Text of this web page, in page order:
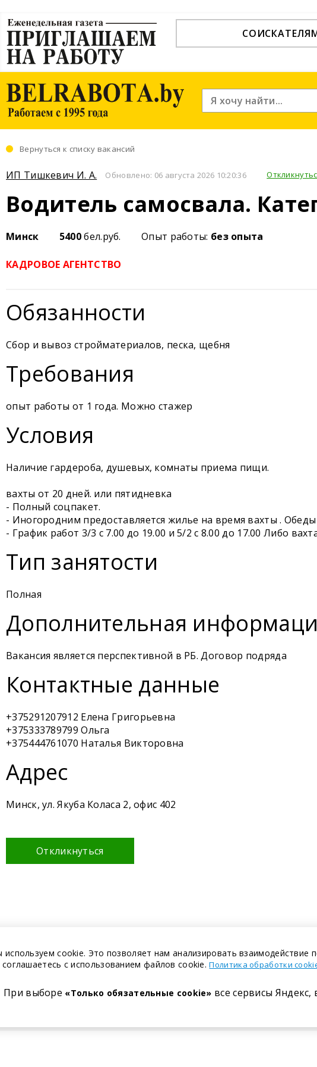
Вернуться к списку вакансий
ИП Тишкевич И. А. Обновлено: 06 августа 2026 10:20:36
Водитель самосвала.
Минск 5400бел.руб. Опыт работы: без опыта
КАДРОВОЕ АГЕНТСТВО
Обязанности
Сбор и вывоз стройматериалов, песка, щебня
Требования
опыт работы от 1 года. Можно стажер
Условия
Наличие гардероба, душевых, комнаты приема пищи.
вахты от 20 дней. или пятидневка
- Полный соцпакет.
- Иногородним предоставляется жилье на время вахты . Обеды
- График работ 3/3 с 7.00 до 19.00 и 5/2 с 8.00 до 17.00 Либо
Тип занятости
Полная
Дополнительная
Вакансия является перспективной в РБ. Договор подряда
Контактные данные
+375291207912 Елена Григорьевна
+375333789799 Ольга
+375444761070 Наталья Викторовна
Адрес
Минск, ул. Якуба Коласа 2, офис 402
Откликнуться
cookie. Это позволяет нам анализировать
с использованием файлов cookie.Политика обработки
При выборе «Только обязательные cookie» все сервисы